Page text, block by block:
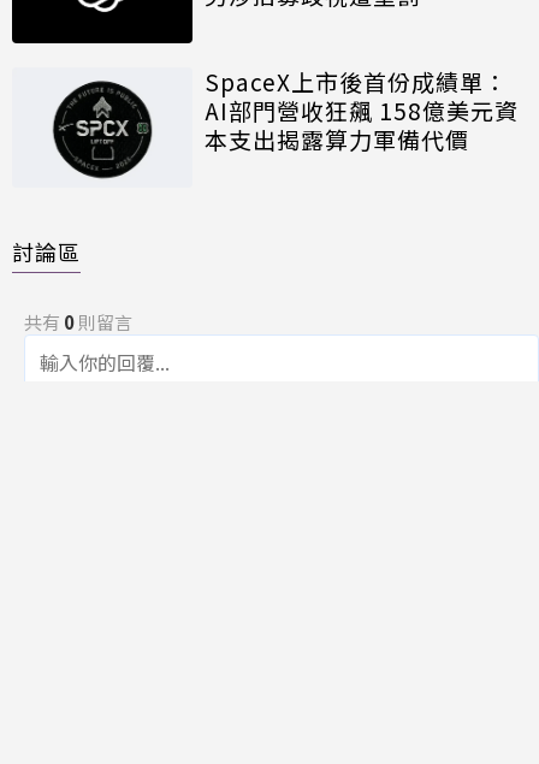
SpaceX上市後首份成績單：
AI部門營收狂飆 158億美元資
本支出揭露算力軍備代價
討論區
共有 0則留言